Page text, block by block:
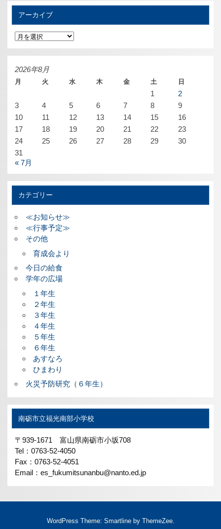
アーカイブ
ア
ー
カ
イ
2026年8月
月 火 水 木 金 土 日
1
2
3
4 5 6 7 8
9
10
11 12 13 14 15
16
17
18 19 20 21 22
23
24
25 26 27 28 29
30
31
« 7月
カテゴリー
≪お知らせ≫
≪行事予定≫
その他
育成会より
今日の給食
学年の広場
１年生
２年生
３年生
４年生
５年生
６年生
あすなろ
ひまわり
火災予防研究（６年生）
南砺市立福光南部小学校
〒939-1671 富山県南砺市小坂708
Tel：0763-52-4050
Fax：0763-52-4051
Email：es_fukumitsunanbu@nanto.ed.jp
WordPress Theme: Smartline by ThemeZee.